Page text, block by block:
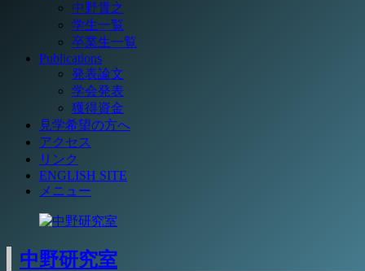
中野貴之
学生一覧
卒業生一覧
Publications
発表論文
学会発表
獲得資金
見学希望の方へ
アクセス
リンク
ENGLISH SITE
メニュー
中野研究室